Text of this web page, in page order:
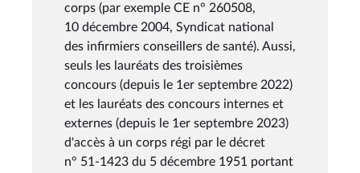
corps (par exemple CE n° 260508,
10 décembre 2004, Syndicat national
des infirmiers conseillers de santé). Aussi,
seuls les lauréats des troisièmes
concours (depuis le 1er septembre 2022)
et les lauréats des concours internes et
externes (depuis le 1er septembre 2023)
d'accès à un corps régi par le décret
n° 51-1423 du 5 décembre 1951 portant